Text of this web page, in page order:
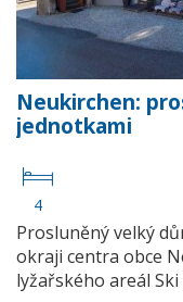
Neukirchen:
jednotkami
4
Prosluněný velký
okraji centra obce
lyžařského areál